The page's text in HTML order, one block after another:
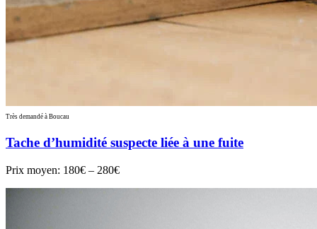
Très demandé à Boucau
Tache d’humidité suspecte liée à une fuite
Prix moyen: 180€ – 280€